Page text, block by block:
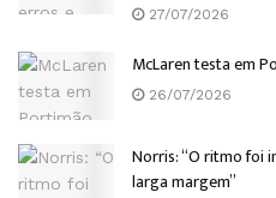
27/07/2026
McLaren testa em
26/07/2026
Norris: “O ritmo foi
larga margem”